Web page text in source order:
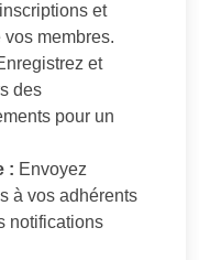
et
membres.
et
des
pour un
: Envoyez
à vos adhérents
notifications